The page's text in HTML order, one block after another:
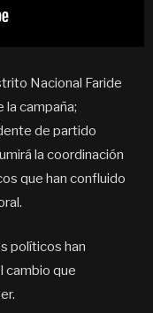
Nacional Faride
la campaña;
de partido
la coordinación
que han confluido
políticos han
cambio que